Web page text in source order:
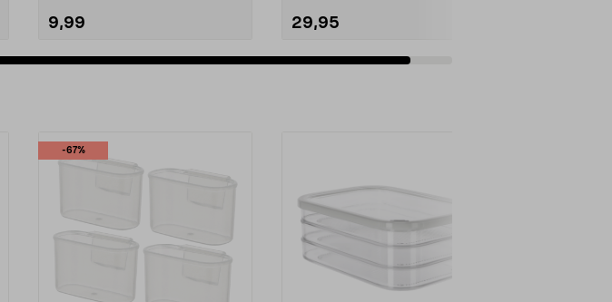
9,99 29,95
-67%